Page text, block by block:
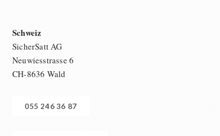
Schweiz
SicherSatt AG
Neuwiesstrasse 6
CH-8636 Wald
055 246 36 87